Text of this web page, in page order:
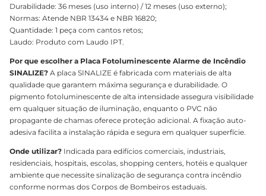
Durabilidade: 36 meses (uso interno) / 12 meses (uso externo);
Normas: Atende NBR 13434 e NBR 16820;
Quantidade: 1 peça com cantos retos;
Laudo: Produto com Laudo IPT.
Por que escolher a Placa Fotoluminescente Alarme de Incêndio
SINALIZE? A placa SINALIZE é fabricada com materiais de alta
qualidade que garantem máxima segurança e durabilidade. O
pigmento fotoluminescente de alta intensidade assegura visibilidade
em qualquer situação de iluminação, enquanto o PVC não
propagante de chamas oferece proteção adicional. A fixação auto-
adesiva facilita a instalação rápida e segura em qualquer superfície.
Onde utilizar? Indicada para edifícios comerciais, industriais,
residenciais, hospitais, escolas, shopping centers, hotéis e qualquer
ambiente que necessite sinalização de segurança contra incêndio
conforme normas dos Corpos de Bombeiros estaduais.